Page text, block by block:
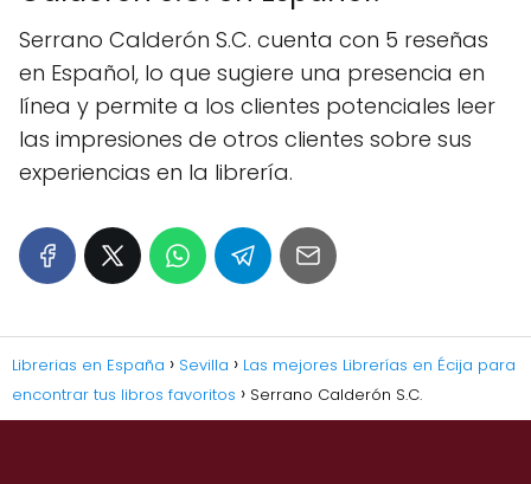
Serrano Calderón S.C. cuenta con 5 reseñas
en Español, lo que sugiere una presencia en
línea y permite a los clientes potenciales leer
las impresiones de otros clientes sobre sus
experiencias en la librería.
Librerias en España Sevilla
Las mejores Librerías en Écija para
encontrar tus libros favoritos
Serrano Calderón S.C.